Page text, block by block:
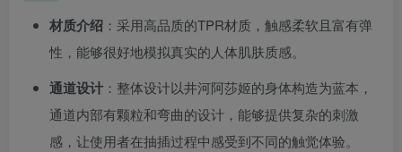
材质介绍 ：采用高品质的TPR材质，触感柔软且富有弹
性，能够很好地模拟真实的人体肌肤质感。
通道设计 ：整体设计以井河阿莎姬的身体构造为蓝本，
通道内部有颗粒和弯曲的设计，能够提供复杂的刺激
感，让使用者在抽插过程中感受到不同的触觉体验。